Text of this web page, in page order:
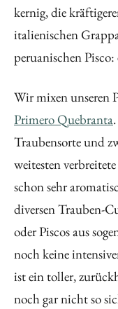
kernig, die
italienischen
peruanischen
Wir mixen unseren
Primero Quebranta
Traubensorte und
weitesten
schon sehr
diversen Trauben-
oder Piscos aus
noch keine
ist ein toller,
noch gar nicht so